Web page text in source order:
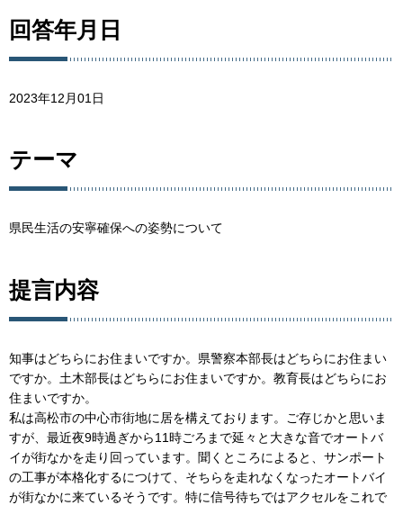
回答年月日
2023年12月01日
テーマ
県民生活の安寧確保への姿勢について
提言内容
知事はどちらにお住まいですか。県警察本部長はどちらにお住まい
ですか。土木部長はどちらにお住まいですか。教育長はどちらにお
住まいですか。
私は高松市の中心市街地に居を構えております。ご存じかと思いま
すが、最近夜9時過ぎから11時ごろまで延々と大きな音でオートバ
イが街なかを走り回っています。聞くところによると、サンポート
の工事が本格化するにつけて、そちらを走れなくなったオートバイ
が街なかに来ているそうです。特に信号待ちではアクセルをこれで